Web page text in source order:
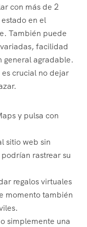
con más de 2
en el
También puede
facilidad
general agradable.
crucial no dejar
y pulsa con
sitio web sin
rastrear su
regalos virtuales
momento también
simplemente una